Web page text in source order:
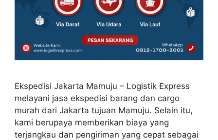
Ekspedisi Jakarta Mamuju – Logistik Express
melayani jasa ekspedisi barang dan cargo
murah dari Jakarta tujuan Mamuju. Selain itu,
kami berupaya memberikan biaya yang
terjangkau dan pengiriman yang cepat sebagai